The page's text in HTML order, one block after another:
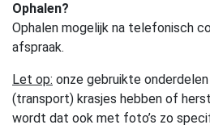
Ophalen?
Ophalen mogelijk na telefonisch
afspraak.
Let op: onze gebruikte
(transport) krasjes hebben of
wordt dat ook met foto’s zo